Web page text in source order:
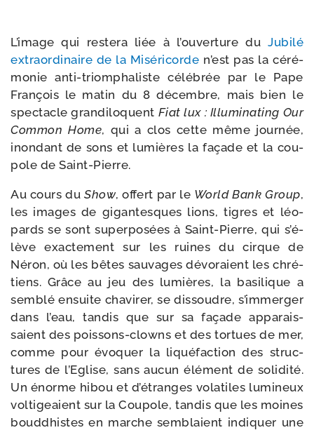
L’image qui res­te­ra liée à l’ou­ver­ture du Jubilé
extra­or­di­naire de la Miséricorde n’est pas la céré­
mo­nie anti-​triomphaliste célé­brée par le Pape
François le matin du 8 décembre, mais bien le
spec­tacle gran­di­lo­quent Fiat lux : Illuminating Our
Common Home, qui a clos cette même jour­née,
inon­dant de sons et lumières la façade et la cou­
pole de Saint-Pierre.
Au cours du Show, offert par le World Bank Group,
les images de gigan­tesques lions, tigres et léo­
pards se sont super­po­sées à Saint-​Pierre, qui s’é­
lève exac­te­ment sur les ruines du cirque de
Néron, où les bêtes sau­vages dévo­raient les chré­
tiens. Grâce au jeu des lumières, la basi­lique a
sem­blé ensuite cha­vi­rer, se dis­soudre, s’im­mer­ger
dans l’eau, tan­dis que sur sa façade appa­rais­
saient des poissons-​clowns et des tor­tues de mer,
comme pour évo­quer la liqué­fac­tion des struc­
tures de l’Eglise, sans aucun élé­ment de soli­di­té.
Un énorme hibou et d’é­tranges vola­tiles lumi­neux
vol­ti­geaient sur la Coupole, tan­dis que les moines
boud­dhistes en marche sem­blaient indi­quer une